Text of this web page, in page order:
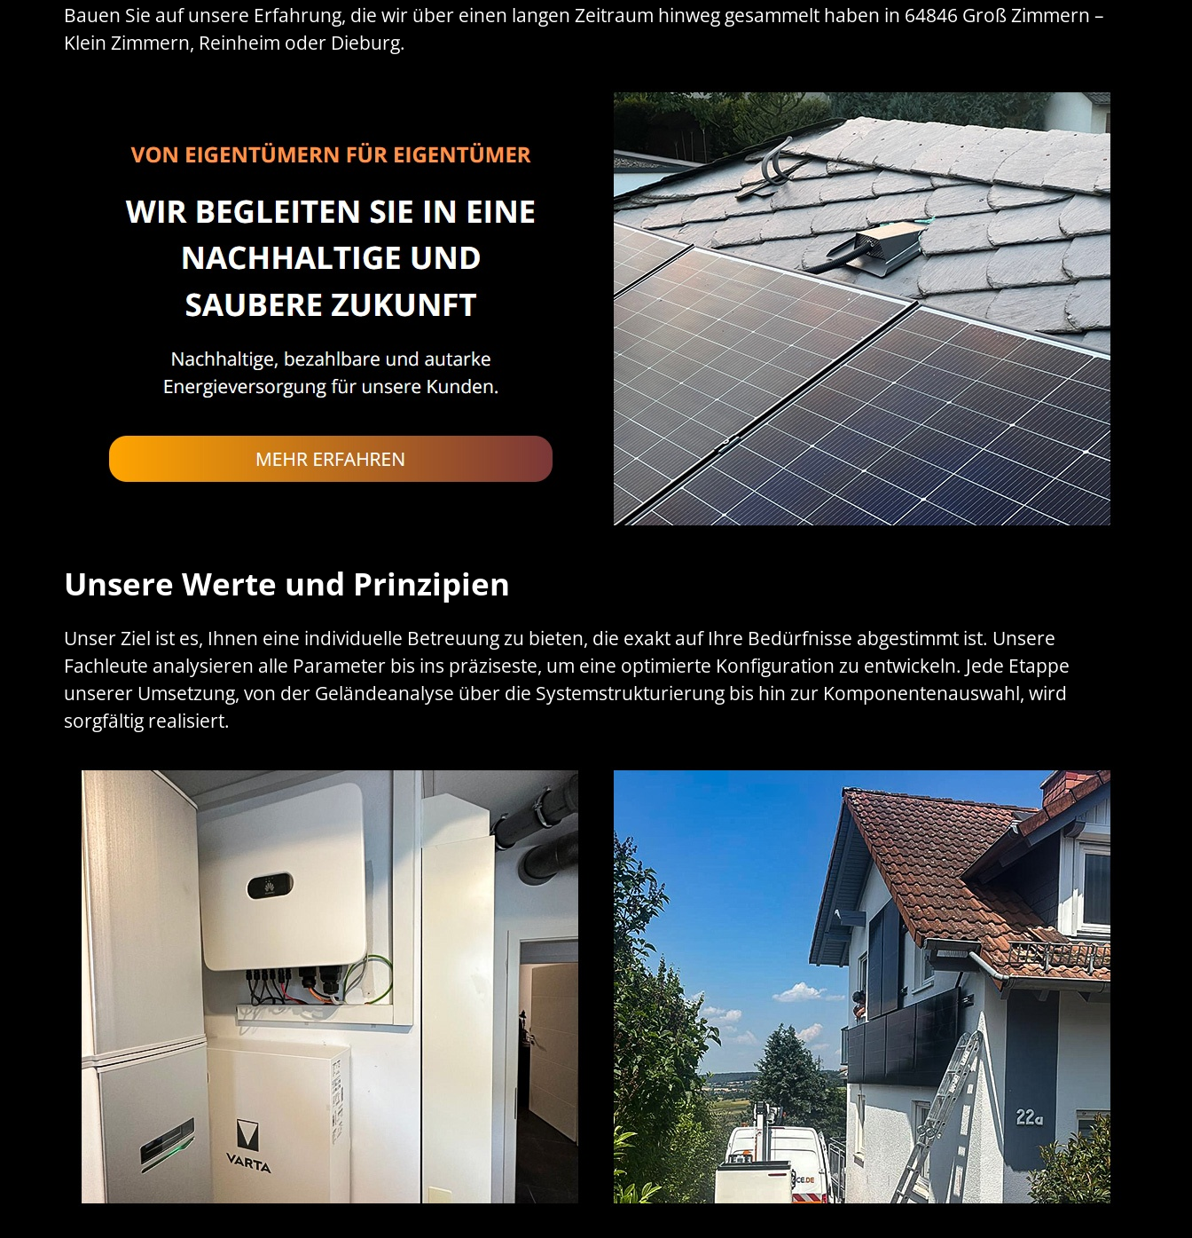
Bauen Sie auf unsere Erfahrung, die wir über einen langen Zeitraum hinweg gesammelt haben in 64846 Groß Zimmern –
Klein Zimmern, Reinheim oder Dieburg.
Unsere Werte und Prinzipien
Unser Ziel ist es, Ihnen eine individuelle Betreuung zu bieten, die exakt auf Ihre Bedürfnisse abgestimmt ist. Unsere
Fachleute analysieren alle Parameter bis ins präziseste, um eine optimierte Konfiguration zu entwickeln. Jede Etappe
unserer Umsetzung, von der Geländeanalyse über die Systemstrukturierung bis hin zur Komponentenauswahl, wird
sorgfältig realisiert.